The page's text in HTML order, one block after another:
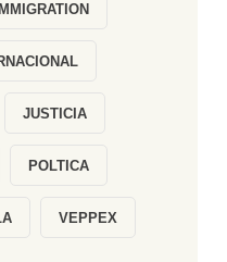
JUSTICIA
POLTICA
VEPPEX